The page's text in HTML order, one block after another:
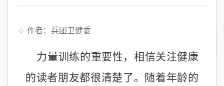
作者：兵团卫健委
力量训练的重要性，相信关注健康
的读者朋友都很清楚了。随着年龄的